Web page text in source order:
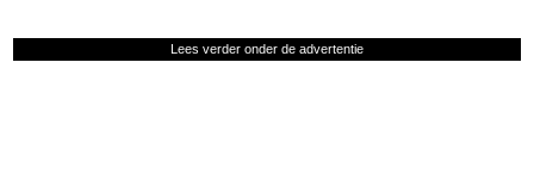
Lees verder onder de advertentie